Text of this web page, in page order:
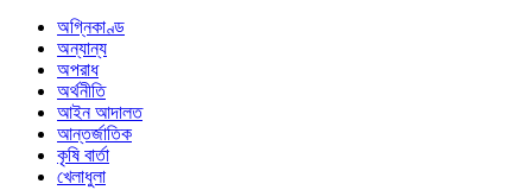
অগ্নিকাণ্ড
অন্যান্য
অপরাধ
অর্থনীতি
আইন আদালত
আন্তর্জাতিক
কৃষি বার্তা
খেলাধুলা